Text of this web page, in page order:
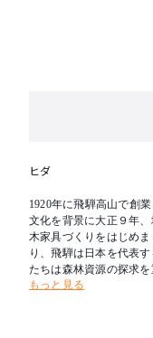
ヒダ
1920年に飛騨高山で創
文化を背景に大正９年
木家具づくりをはじめ
り、飛騨は日本を代表
たちは森林資源の探求
と考えます。新たな創
もっと見る